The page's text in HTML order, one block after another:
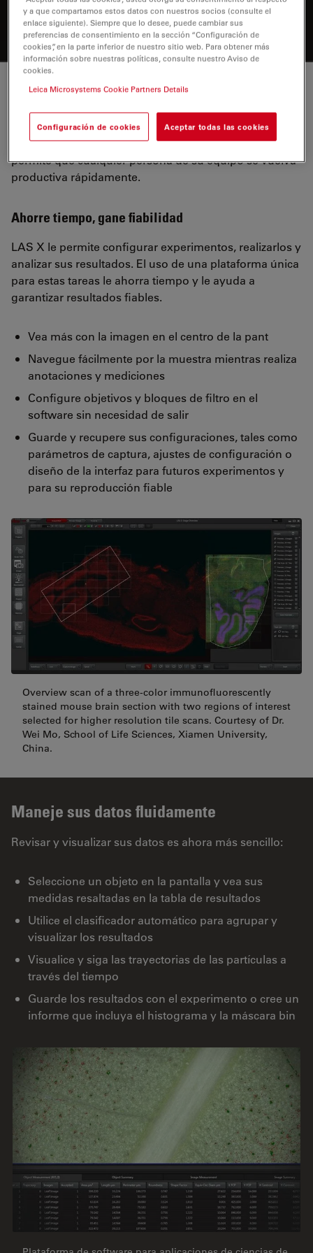
potentes funciones, centradas en la facilidad de uso en
todos los aspectos
Al servicio de su flujo de trabajo
LAS X está hecho para cada paso de su investigación.
Esta plataforma ofrece la máxima facilidad de uso y
permite que cualquier persona de su equipo se vuelva
productiva rápidamente.
Ahorre tiempo, gane fiabilidad
LAS X le permite configurar experimentos, realizarlos y
analizar sus resultados. El uso de una plataforma única
para estas tareas le ahorra tiempo y le ayuda a
garantizar resultados fiables.
Vea más con la imagen en el centro de la pant
Navegue fácilmente por la muestra mientras realiza
anotaciones y mediciones
Configure objetivos y bloques de filtro en el
software sin necesidad de salir
Guarde y recupere sus configuraciones, tales como
parámetros de captura, ajustes de configuración o
diseño de la interfaz para futuros experimentos y
para su reproducción fiable
Overview scan of a three-color immunofluorescently
stained mouse brain section with two regions of interest
selected for higher resolution tile scans. Courtesy of Dr.
Wei Mo, School of Life Sciences, Xiamen University,
China.
Maneje sus datos fluidamente
Revisar y visualizar sus datos es ahora más sencillo:
Seleccione un objeto en la pantalla y vea sus
medidas resaltadas en la tabla de resultados
Utilice el clasificador automático para agrupar y
visualizar los resultados
Visualice y siga las trayectorias de las partículas a
través del tiempo
Guarde los resultados con el experimento o cree un
informe que incluya el histograma y la máscara bin
y a que compartamos estos datos con nuestros socios (consulte el
enlace siguiente). Siempre que lo desee, puede cambiar sus
preferencias de consentimiento en la sección “Configuración de
cookies”, en la parte inferior de nuestro sitio web. Para obtener más
información sobre nuestras políticas, consulte nuestro Aviso de
cookies.
Leica Microsystems Cookie Partners Details
Configuración de cookies Aceptar todas las cookies